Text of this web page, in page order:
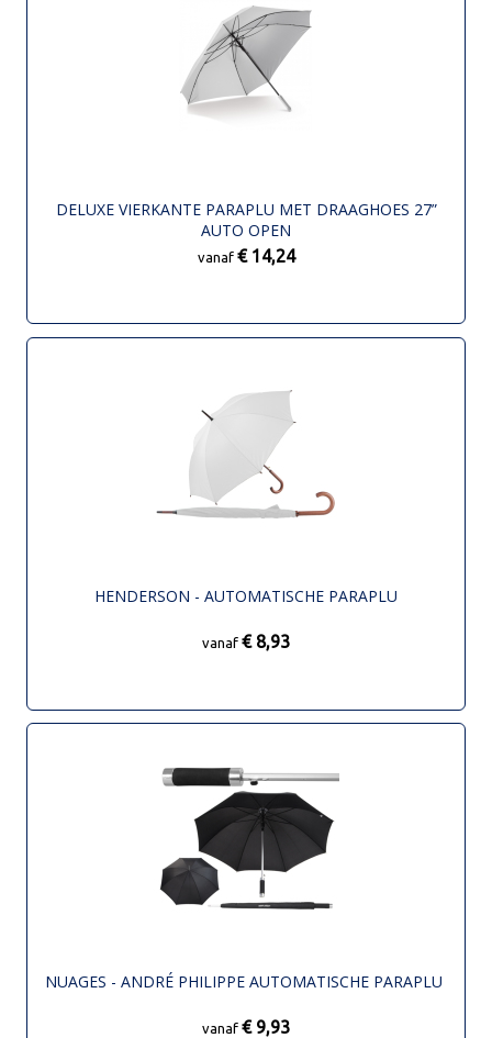
DELUXE VIERKANTE PARAPLU MET DRAAGHOES 27”
AUTO OPEN
vanaf € 14,24
HENDERSON - AUTOMATISCHE PARAPLU
vanaf € 8,93
NUAGES - ANDRÉ PHILIPPE AUTOMATISCHE PARAPLU
vanaf € 9,93